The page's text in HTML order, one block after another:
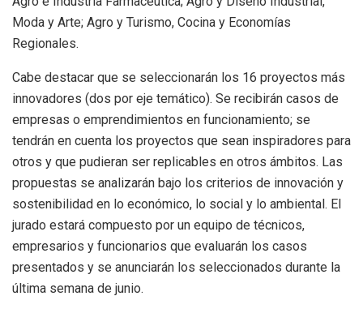
Moda y Arte; Agro y Turismo, Cocina y Economías
Regionales.
Cabe destacar que se seleccionarán los 16 proyectos más
innovadores (dos por eje temático). Se recibirán casos de
empresas o emprendimientos en funcionamiento; se
tendrán en cuenta los proyectos que sean inspiradores para
otros y que pudieran ser replicables en otros ámbitos. Las
propuestas se analizarán bajo los criterios de innovación y
sostenibilidad en lo económico, lo social y lo ambiental. El
jurado estará compuesto por un equipo de técnicos,
empresarios y funcionarios que evaluarán los casos
presentados y se anunciarán los seleccionados durante la
última semana de junio.